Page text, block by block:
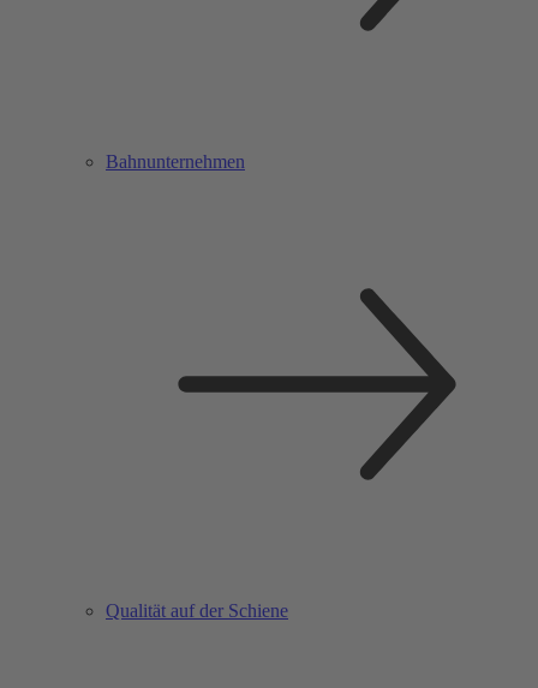
Bahnunternehmen
Qualität auf der Schiene